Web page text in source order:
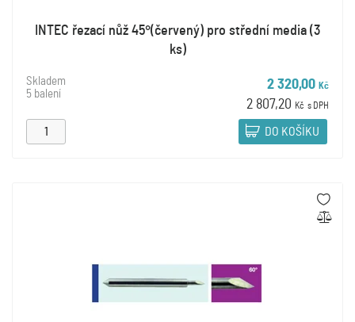
INTEC řezací nůž 45°(červený) pro střední media (3
ks)
Skladem
5 balení
2 320,00 Kč
2 807,20 Kč s DPH
DO KOŠÍKU